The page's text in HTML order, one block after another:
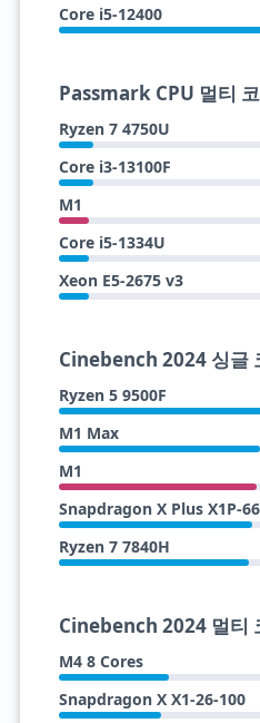
Core i5-12400
Passmark CPU 멀티
Ryzen 7 4750U
Core i3-13100F
M1
Core i5-1334U
Xeon E5-2675 v3
Cinebench 2024 싱글
Ryzen 5 9500F
M1 Max
M1
Ryzen 7 7840H
Cinebench 2024 멀티
M4 8 Cores
Snapdragon X X1-26-100